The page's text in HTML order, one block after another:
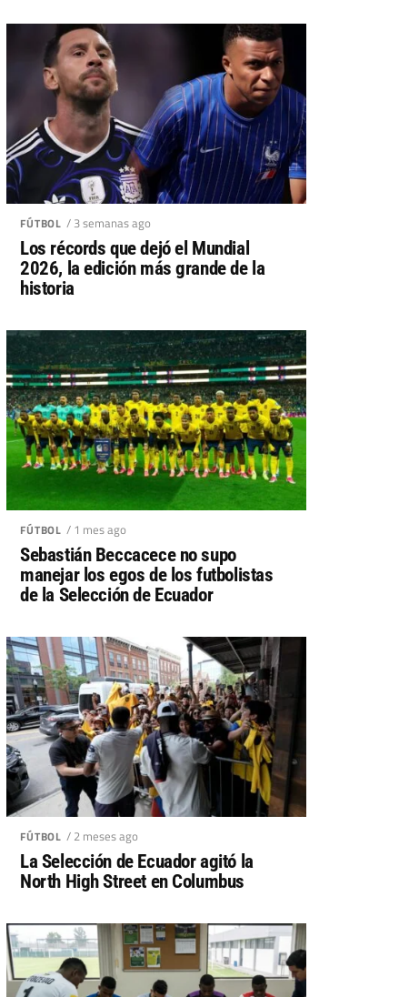
FÚTBOL / 3 semanas ago
Los récords que dejó el Mundial
2026, la edición más grande de la
historia
FÚTBOL / 1 mes ago
Sebastián Beccacece no supo
manejar los egos de los futbolistas
de la Selección de Ecuador
FÚTBOL / 2 meses ago
La Selección de Ecuador agitó la
North High Street en Columbus